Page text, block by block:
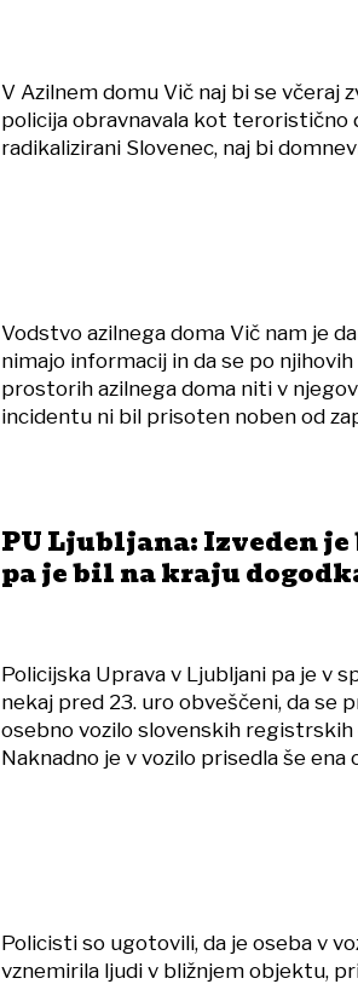
V Azilnem domu Vič naj bi se včeraj
policija obravnavala kot teroristično
radikalizirani Slovenec, naj bi
Vodstvo azilnega doma Vič nam je
nimajo informacij in da se po
prostorih azilnega doma niti v
incidentu ni bil prisoten noben od
PU Ljubljana: Izveden
pa je bil na kraju
Policijska Uprava v Ljubljani pa je v
nekaj pred 23. uro obveščeni, da se
osebno vozilo slovenskih registrskih
Naknadno je v vozilo prisedla še ena
Policisti so ugotovili, da je oseba v
vznemirila ljudi v bližnjem objektu,